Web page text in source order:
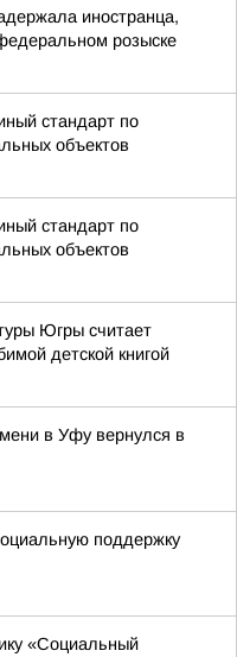
иностранца,
розыске
стандарт по
объектов
стандарт по
объектов
Югры считает
детской книгой
в Уфу вернулся в
поддержку
«Социальный